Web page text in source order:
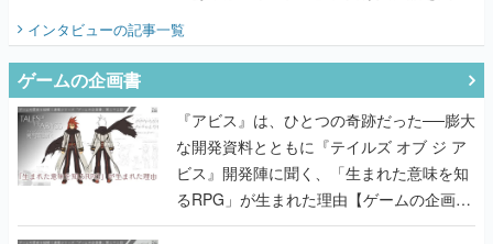
『アビス』は、ひとつの奇跡だった──膨大
な開発資料とともに『テイルズ オブ ジ ア
るRPG」が生まれた理由【ゲームの企画
書】
なにが、人を「ロマンシング」させるの
か？『ロマサガ2』当時の企画書とキャラ
設定画から迫る、河津秋敏がRPGに生み出